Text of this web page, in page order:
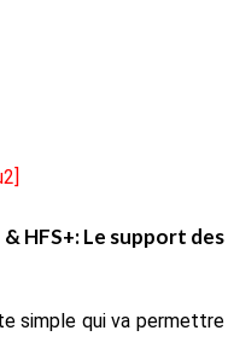
HFS+: Le support des
simple qui va permettre